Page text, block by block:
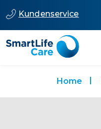
Kundenservice
Home